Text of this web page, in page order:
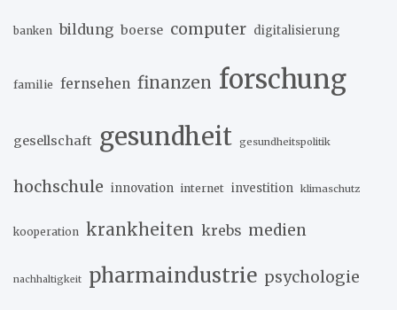
banken bildung boerse computer digitalisierung
familie fernsehen finanzen forschung
gesellschaft gesundheit gesundheitspolitik
hochschule innovation internet investition klimaschutz
kooperation krankheiten krebs medien
nachhaltigkeit pharmaindustrie psychologie